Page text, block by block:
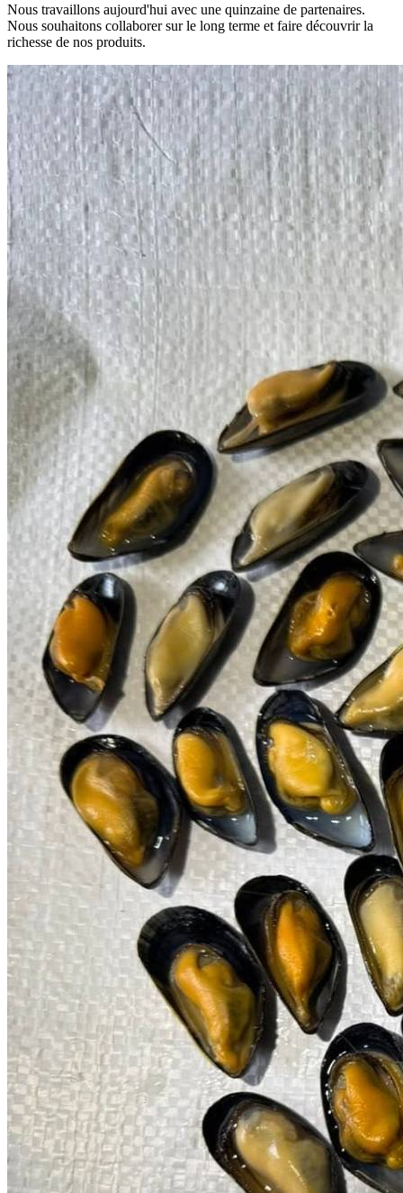
Nous travaillons aujourd'hui avec une quinzaine de partenaires.
Nous souhaitons collaborer sur le long terme et faire découvrir la
richesse de nos produits.